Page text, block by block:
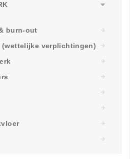
burn-out
verplichtingen)